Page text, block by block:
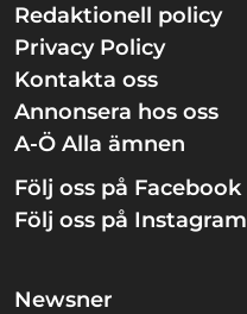
Redaktionell policy
Privacy Policy
Kontakta oss
Annonsera hos oss
A-Ö Alla ämnen
Följ oss på Facebook
Följ oss på Instagram
Newsner